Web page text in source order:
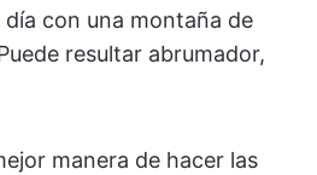
con una montaña de
resultar abrumador,
manera de hacer las